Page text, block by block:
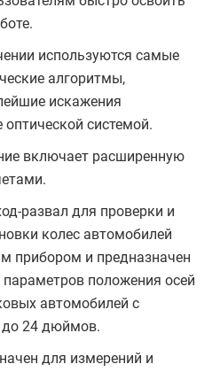
используются самые
алгоритмы,
искажения
системой.
включает расширенную
развал для проверки и
колес автомобилей
прибором и предназначен
положения осей
автомобилей с
24 дюймов.
для измерений и